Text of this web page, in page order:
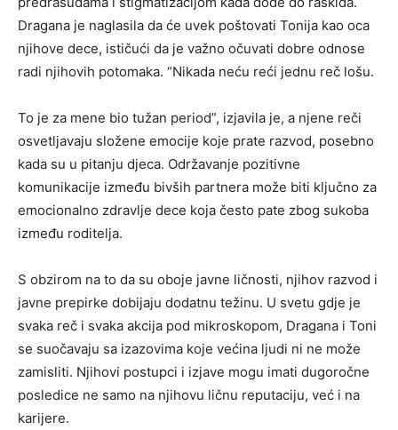
Dragana je naglasila da će uvek poštovati Tonija kao oca
njihove dece, ističući da je važno očuvati dobre odnose
radi njihovih potomaka. “Nikada neću reći jednu reč lošu.
To je za mene bio tužan period”, izjavila je, a njene reči
osvetljavaju složene emocije koje prate razvod, posebno
kada su u pitanju djeca. Održavanje pozitivne
komunikacije između bivših partnera može biti ključno za
emocionalno zdravlje dece koja često pate zbog sukoba
između roditelja.
S obzirom na to da su oboje javne ličnosti, njihov razvod i
javne prepirke dobijaju dodatnu težinu. U svetu gdje je
svaka reč i svaka akcija pod mikroskopom, Dragana i Toni
se suočavaju sa izazovima koje većina ljudi ni ne može
zamisliti. Njihovi postupci i izjave mogu imati dugoročne
posledice ne samo na njihovu ličnu reputaciju, već i na
karijere.